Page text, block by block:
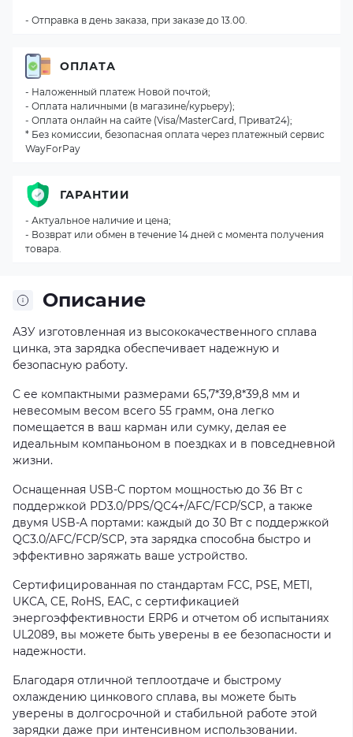
Описание
АЗУ изготовленная из высококачественного сплава
цинка, эта зарядка обеспечивает надежную и
безопасную работу.
С ее компактными размерами 65,7*39,8*39,8 мм и
невесомым весом всего 55 грамм, она легко
помещается в ваш карман или сумку, делая ее
идеальным компаньоном в поездках и в повседневной
жизни.
Оснащенная USB-C портом мощностью до 36 Вт с
поддержкой PD3.0/PPS/QC4+/AFC/FCP/SCP, а также
двумя USB-A портами: каждый до 30 Вт с поддержкой
QC3.0/AFC/FCP/SCP, эта зарядка способна быстро и
эффективно заряжать ваше устройство.
Сертифицированная по стандартам FCC, PSE, METI,
UKCA, CE, RoHS, EAC, с сертификацией
энергоэффективности ERP6 и отчетом об испытаниях
UL2089, вы можете быть уверены в ее безопасности и
надежности.
Благодаря отличной теплоотдаче и быстрому
охлаждению цинкового сплава, вы можете быть
уверены в долгосрочной и стабильной работе этой
зарядки даже при интенсивном использовании.
- Отправка в день заказа, при заказе до 13.00.
ОПЛАТА
- Наложенный платеж Новой почтой;
- Оплата наличными (в магазине/курьеру);
- Оплата онлайн на сайте (Visa/MasterCard, Приват24);
* Без комиссии, безопасная оплата через платежный сервис
WayForPay
ГАРАНТИИ
- Актуальное наличие и цена;
- Возврат или обмен в течение 14 дней с момента получения
товара.